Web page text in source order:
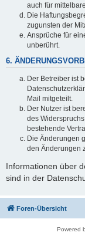
auch für
Die
zugunsten der
Ansprüche für
unberührt.
6.
Der Betreiber ist
Mail mitgeteilt.
Der Nutzer ist
des
bestehende
Die Änderungen
den Änderungen
Informationen über
sind in der
Foren-Übersicht
Powered